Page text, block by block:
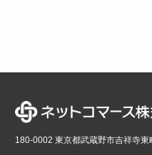
180-0002 東京都武蔵野市吉祥寺東